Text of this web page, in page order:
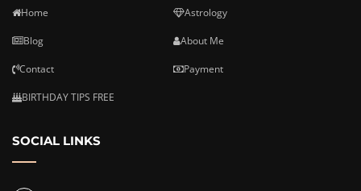
Home Astrology
Blog About Me
Contact Payment
BIRTHDAY TIPS FREE
SOCIAL LINKS